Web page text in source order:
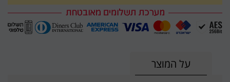
על המוצר